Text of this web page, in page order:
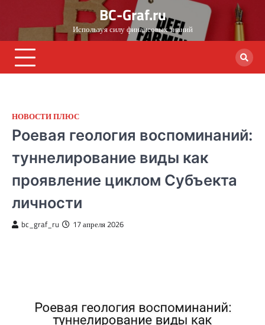
content
BC-Graf.ru
Используя силу финансовых знаний
НОВОСТИ ПЛЮС
Роевая геология воспоминаний:
туннелирование виды как
проявление циклом Субъекта
личности
bc_graf_ru 17 апреля 2026